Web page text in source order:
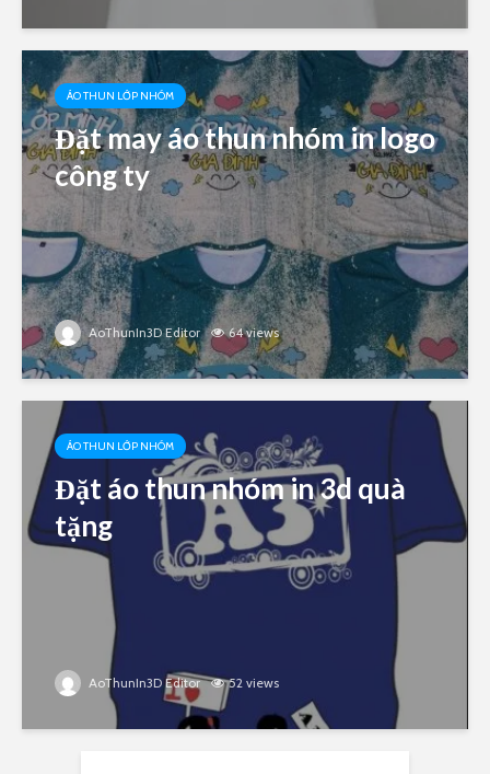
ÁO THUN LỚP NHÓM
Đặt may áo thun nhóm in logo
công ty
AoThunIn3D Editor 64 views
ÁO THUN LỚP NHÓM
Đặt áo thun nhóm in 3d quà
tặng
AoThunIn3D Editor 52 views